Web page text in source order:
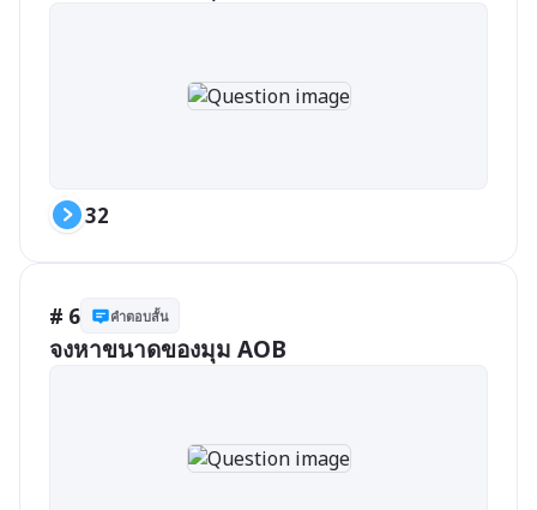
32
# 6 คำตอบสั้น
จงหาขนาดของมุม AOB